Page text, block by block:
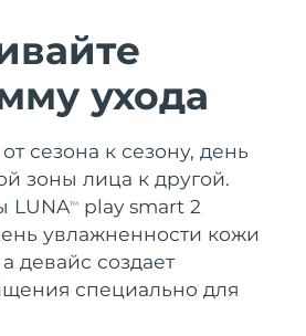
ухода
сезона к сезону, день
зоны лица к другой.
LUNATM
play smart 2
увлажненности кожи
девайс создает
специально для
4 набор
massage
4 Plus
2 набор
toning
2 go
3 набор
Забота о полости рта
4
Ожидаемая дата доставки
11.08.2026
Ожидаемая дата доставки
08.08.2026
Ожидаемая дата доставки
09.08.2026
Ожидаемая дата доставки